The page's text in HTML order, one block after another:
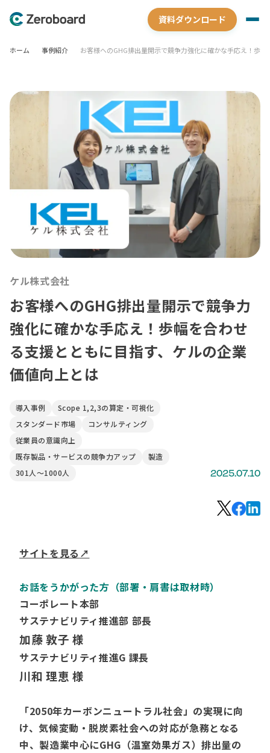
資料ダウンロード
ホーム 事例紹介 お客様へのGHG排出量開示で競争力強化に確かな手応え！歩
ケル株式会社
お客様へのGHG排出量開示で競争力
強化に確かな手応え！歩幅を合わせ
る支援とともに目指す、ケルの企業
価値向上とは
導入事例
Scope 1,2,3の算定・可視化
スタンダード市場
コンサルティング
従業員の意識向上
既存製品・サービスの競争力アップ
製造
301人〜1000人
2025.07.10
サイトを見る ↗
お話をうかがった方（部署・肩書は取材時）
コーポレート本部
サステナビリティ推進部 部長
加藤 敦子 様
サステナビリティ推進G 課長
川和 理恵 様
「2050年カーボンニュートラル社会」の実現に向
け、気候変動・脱炭素社会への対応が急務となる
中、製造業中心にGHG（温室効果ガス）排出量の